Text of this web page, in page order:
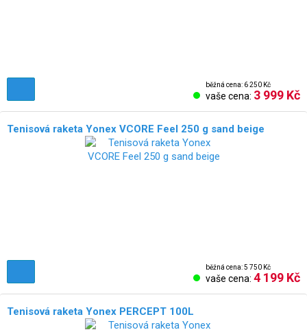
běžná cena: 6 250 Kč
vaše cena: 3 999 Kč
Tenisová raketa Yonex VCORE Feel 250 g sand beige
běžná cena: 5 750 Kč
vaše cena: 4 199 Kč
Tenisová raketa Yonex PERCEPT 100L